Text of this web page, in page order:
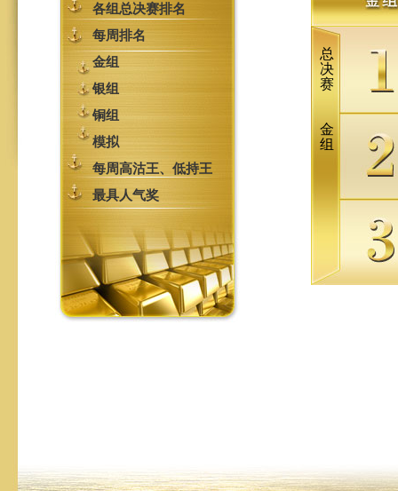
各组总决赛排名
每周排名
金组
银组
铜组
模拟
每周高沽王、低持王
最具人气奖